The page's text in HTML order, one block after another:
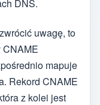
DNS.
uwagę, to
CNAME
mapuje
Rekord CNAME
z kolei jest